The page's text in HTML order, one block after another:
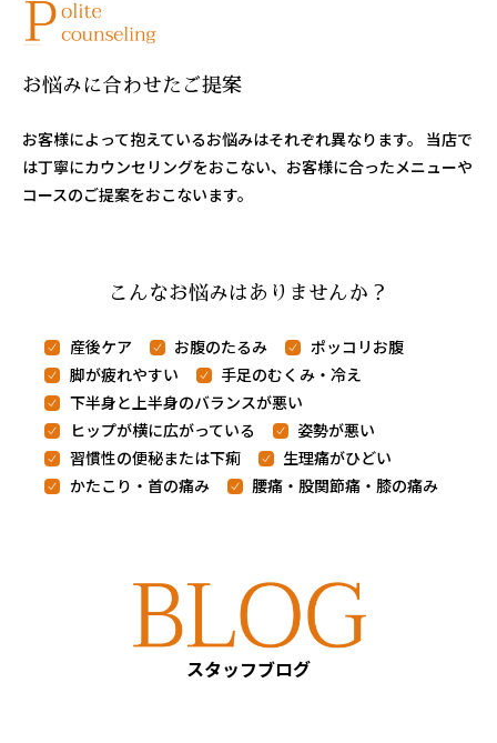
お悩みに合わせたご提案
お客様によって抱えているお悩みはそれぞれ異なります。 当店で
は丁寧にカウンセリングをおこない、お客様に合ったメニューや
コースのご提案をおこないます。
こんなお悩みはありませんか？
産後ケア お腹のたるみ
ポッコリお腹
脚が疲れやすい
手足のむくみ・冷え
下半身と上半身のバランスが悪い
ヒップが横に広がっている
姿勢が悪い
習慣性の便秘または下痢
生理痛がひどい
かたこり・首の痛み
腰痛・股関節痛・膝の痛み
スタッフブログ